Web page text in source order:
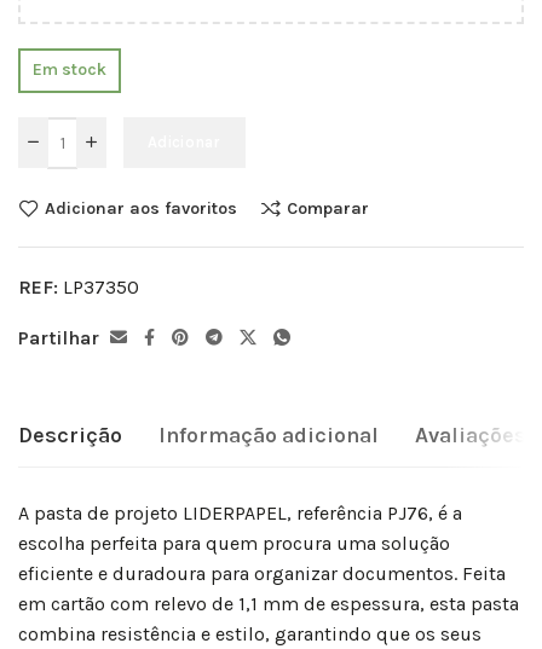
Em stock
Adicionar aos favoritos Comparar
REF: LP37350
Partilhar
Descrição Informação adicional Avaliações
A pasta de projeto LIDERPAPEL, referência PJ76, é a
escolha perfeita para quem procura uma solução
eficiente e duradoura para organizar documentos. Feita
em cartão com relevo de 1,1 mm de espessura, esta pasta
combina resistência e estilo, garantindo que os seus